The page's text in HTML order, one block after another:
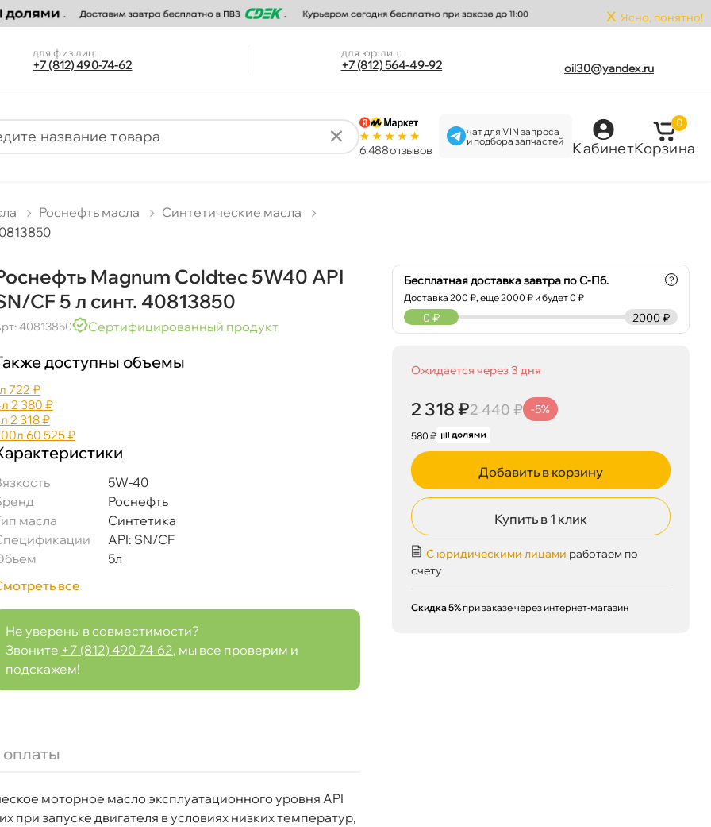
x Ясно, понятно!
для физ.лиц:
+7 (812) 490-74-62
для юр.лиц:
+7 (812) 564-49-92 oil30@yandex.ru
6 488 отзыво
чат для VIN запроса
и подбора запчастей
Кабинет
0
Корзина
Роснефть масла
Синтетические масла
Magnum Coldtec 5W40 API
CF 5 л синт. 40813850
40813850 Сертифицированный продукт
доступны объемы
722 ₽
2 380 ₽
2 318 ₽
60 525 ₽
5W-40
Роснефть
масла
Синтетика
API: SN/CF
5л
все
Не уверены в совместимости?
Звоните +7 (812) 490-74-62, мы все проверим и
подскажем!
моторное масло эксплуатационного уровня API
запуске двигателя в условиях низких температур,
Бесплатная доставка завтра по С-Пб.
Доставка200 ₽, еще2000 ₽ и будет 0 ₽
?
2000 ₽
0 ₽
Ожидается через 3 дня
2 318 ₽2 440 ₽ -5%
580 ₽
Добавить в корзину
Купить в 1 клик
С юридическими лицами работаем по
счету
Скидка 5% при заказе через интернет-магазин
синт. 40813850